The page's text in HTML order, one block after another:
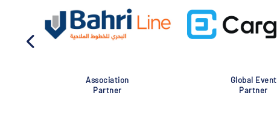
Association
Partner
Global Event
Partner